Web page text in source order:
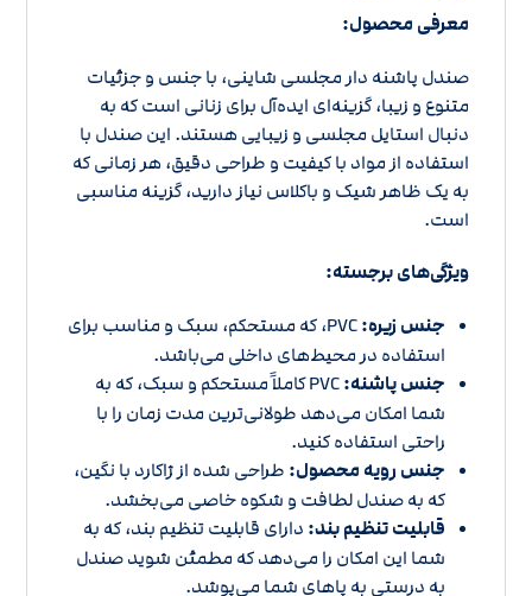
معرفی محصول:
صندل پاشنه دار مجلسی شاینی، با جنس و جزئیات
متنوع و زیبا، گزینه‌ای ایده‌آل برای زنانی است که به
دنبال استایل مجلسی و زیبایی هستند. این صندل با
استفاده از مواد با کیفیت و طراحی دقیق، هر زمانی که
به یک ظاهر شیک و باکلاس نیاز دارید، گزینه مناسبی
است.
ویژگی‌های برجسته:
جنس زیره:
PVC، که مستحکم، سبک و مناسب برای
استفاده در محیط‌های داخلی می‌باشد.
جنس پاشنه:
PVC کاملاً مستحکم و سبک، که به
شما امکان می‌دهد طولانی‌ترین مدت زمان را با
راحتی استفاده کنید.
جنس رویه محصول: طراحی شده از ژاکارد با نگین،
که به صندل لطافت و شکوه خاصی می‌بخشد.
قابلیت تنظیم بند: دارای قابلیت تنظیم بند، که به
شما این امکان را می‌دهد که مطمئن شوید صندل
به درستی به پاهای شما می‌پوشد.